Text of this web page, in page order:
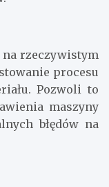
rzeczywistym
procesu
Pozwoli to
maszyny
błędów na